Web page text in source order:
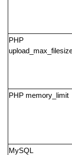
PHP
PHP memory_limit
MySQL